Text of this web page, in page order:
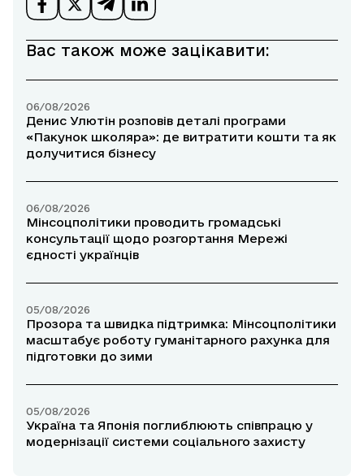
Вас також може зацікавити:
06/08/2026
Денис Улютін розповів деталі програми
«Пакунок школяра»: де витратити кошти та як
долучитися бізнесу
06/08/2026
Мінсоцполітики проводить громадські
консультації щодо розгортання Мережі
єдності українців
05/08/2026
Прозора та швидка підтримка: Мінсоцполітики
масштабує роботу гуманітарного рахунка для
підготовки до зими
05/08/2026
Україна та Японія поглиблюють співпрацю у
модернізації системи соціального захисту